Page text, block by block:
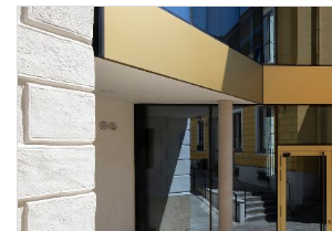
Hauptfassade zum Stadtplatz Foto 1: